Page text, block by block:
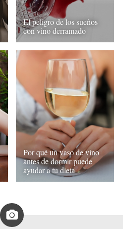
El peligro de los sueños
con vino derramado
Por qué un vaso de vino
antes de dormir puede
ayudar a tu dieta